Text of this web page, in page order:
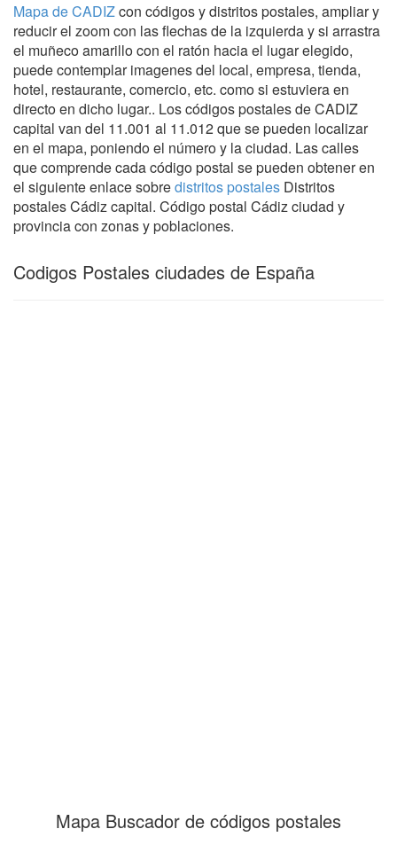
Mapa de CADIZcon códigos y distritos postales, ampliar y
reducir el zoom con las flechas de la izquierda y si arrastra
el muñeco amarillo con el ratón hacia el lugar elegido,
puede contemplar imagenes del local, empresa, tienda,
hotel, restaurante, comercio, etc. como si estuviera en
directo en dicho lugar.. Los códigos postales de CADIZ
capital van del 11.001 al 11.012 que se pueden localizar
en el mapa, poniendo el número y la ciudad. Las calles
que comprende cada código postal se pueden obtener en
el siguiente enlace sobredistritos postales Distritos
postales Cádiz capital. Código postal Cádiz ciudad y
provincia con zonas y poblaciones.
Codigos Postales ciudades de España
Mapa Buscador de códigos postales